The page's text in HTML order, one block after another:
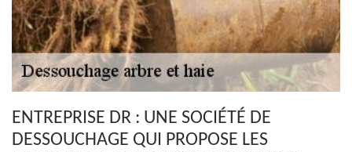
ENTREPRISE DR : UNE SOCIÉTÉ DE
DESSOUCHAGE QUI PROPOSE LES